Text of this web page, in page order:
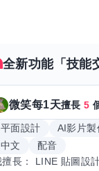
全新功能「技能
微笑每1天擅長5
平面設計 AI影片製
中文
配音